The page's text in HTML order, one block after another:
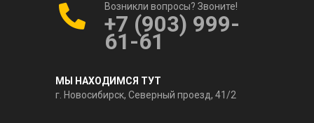
Возникли вопросы? Звоните!
+7 (903) 999-
61-61
МЫ НАХОДИМСЯ ТУТ
г. Новосибирск, Северный проезд, 41/2